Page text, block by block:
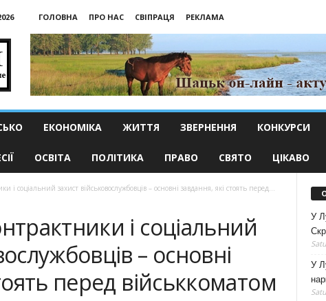
ГОЛОВНА ПРО НАС СВІПРАЦЯ
РЕКЛАМА
ЕКОНОМІКА ЖИТТЯ ЗВЕРНЕННЯ КОНКУРСИ
ОСВІТА ПОЛІТИКА ПРАВО СВЯТО ЦІКАВО
і соціальний захист військовослужбовців – основні завдання, які стоять перед...
і соціальний
– основні
перед військкоматом
У
У